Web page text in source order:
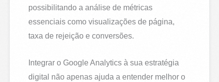
possibilitando a análise de métricas
essenciais como visualizações de página,
taxa de rejeição e conversões.
Integrar o Google Analytics à sua estratégia
digital não apenas ajuda a entender melhor o